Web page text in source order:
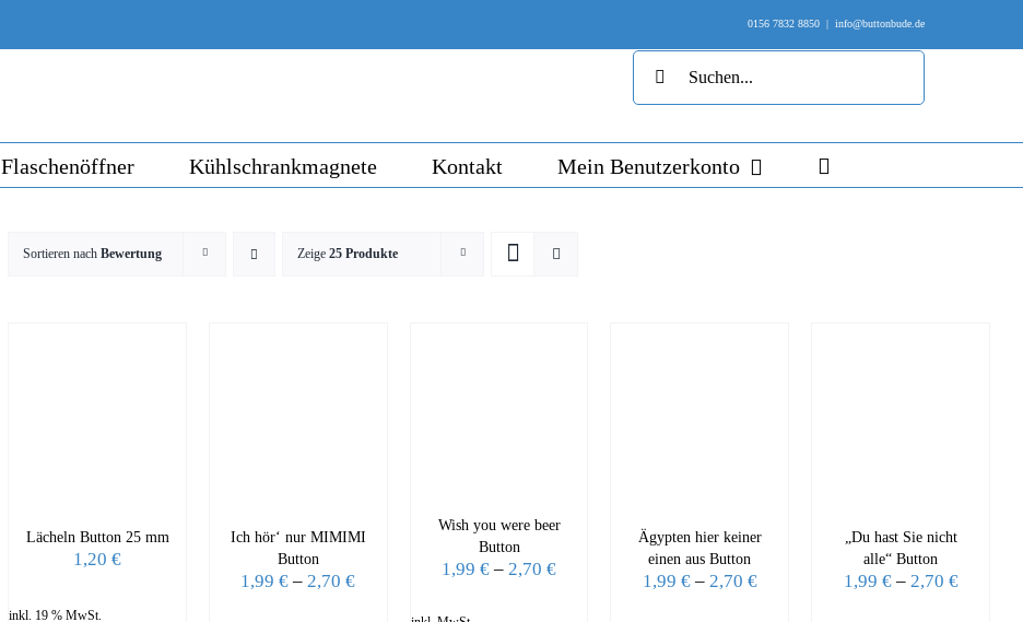
0156 7832 8850 | info@buttonbude.de
Flaschenöffner Kühlschrankmagnete Kontakt Mein Benutzerkonto
Sortieren nachBewertung Zeige25 Produkte
Lächeln Button 25 mm
1,20€
inkl. 19 % MwSt.
Ich hör‘ nur MIMIMI
Button
1,99€ – 2,70€
Wish you were beer
Button
1,99€ –2,70€
Ägypten hier keiner
einen aus Button
1,99 €– 2,70 €
„Du hast Sie nicht
alle“ Button
1,99 €– 2,70 €